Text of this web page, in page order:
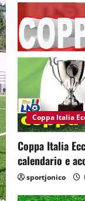
Coppa Italia
Coppa Italia
calendario e
sportjonico